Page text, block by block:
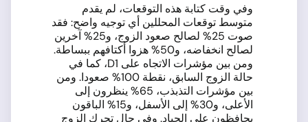
وفي وقت كتابة هذه التوقعات، لم يقدم
متوسط توقعات المحللين أي توجيه واضح: فقد
صوت 25% لصالح صعود الزوج، و25% آخرين
لصالح انخفاضه، و50% هزوا أكتافهم ببساطة.
ومن بين مؤشرات الاتجاه على D1، كما في
حالة الزوج السابق، نقطة 100% صعودا. ومن
بين مؤشرات التذبذب، 65% ينظرون إلى
الأعلى، و30% إلى الأسفل، و15% الباقون
يحافظون على الحياد. وفي حال تحرك الزوج